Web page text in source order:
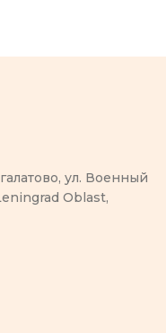
ул. Военный
Oblast,